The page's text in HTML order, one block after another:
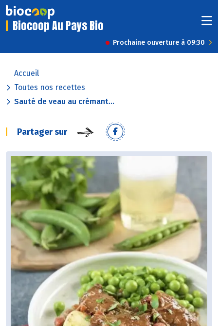
Biocoop Au Pays Bio
Prochaine ouverture à 09:30
Accueil
Toutes nos recettes
Sauté de veau au crémant...
Partager sur